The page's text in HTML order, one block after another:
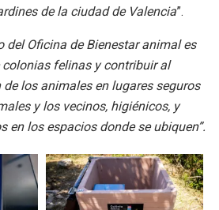
de la ciudad de Valencia”.
del Oficina de Bienestar animal es
felinas y contribuir al
los animales en lugares seguros
y los vecinos, higiénicos, y
en los espacios donde se ubiquen”.